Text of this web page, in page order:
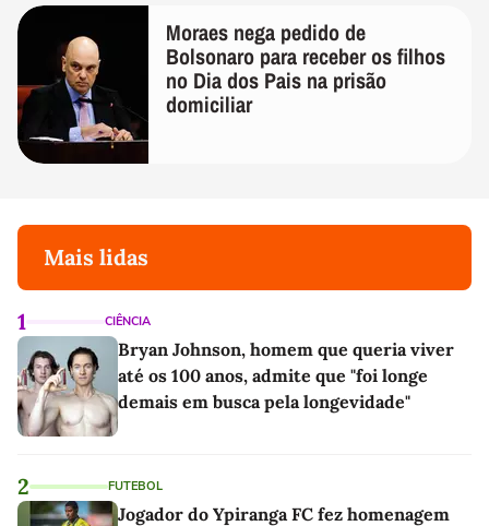
Moraes nega pedido de
Bolsonaro para receber os filhos
no Dia dos Pais na prisão
domiciliar
Mais lidas
1 CIÊNCIA
Bryan Johnson, homem que queria viver
até os 100 anos, admite que "foi longe
demais em busca pela longevidade"
2 FUTEBOL
Jogador do Ypiranga FC fez homenagem